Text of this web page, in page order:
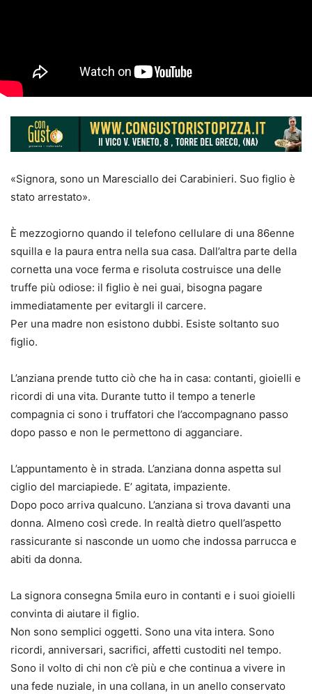
«Signora, sono un Maresciallo dei Carabinieri. Suo figlio è
stato arrestato».
È mezzogiorno quando il telefono cellulare di una 86enne
squilla e la paura entra nella sua casa. Dall’altra parte della
cornetta una voce ferma e risoluta costruisce una delle
truffe più odiose: il figlio è nei guai, bisogna pagare
immediatamente per evitargli il carcere.
Per una madre non esistono dubbi. Esiste soltanto suo
figlio.
L’anziana prende tutto ciò che ha in casa: contanti, gioielli e
ricordi di una vita. Durante tutto il tempo a tenerle
compagnia ci sono i truffatori che l’accompagnano passo
dopo passo e non le permettono di agganciare.
L’appuntamento è in strada. L’anziana donna aspetta sul
ciglio del marciapiede. E’ agitata, impaziente.
Dopo poco arriva qualcuno. L’anziana si trova davanti una
donna. Almeno così crede. In realtà dietro quell’aspetto
rassicurante si nasconde un uomo che indossa parrucca e
abiti da donna.
La signora consegna 5mila euro in contanti e i suoi gioielli
convinta di aiutare il figlio.
Non sono semplici oggetti. Sono una vita intera. Sono
ricordi, anniversari, sacrifici, affetti custoditi nel tempo.
Sono il volto di chi non c’è più e che continua a vivere in
una fede nuziale, in una collana, in un anello conservato